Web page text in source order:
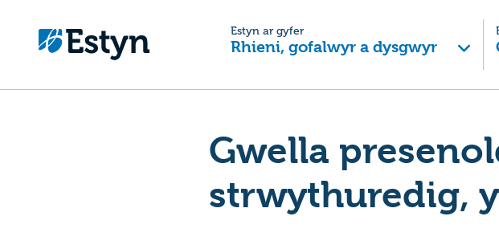
Estyn ar gyfer
Rhieni, gofalwyr a dysgwyr
Gwella
strwythuredig,